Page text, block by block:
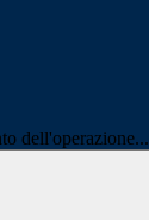
dell'operazione...